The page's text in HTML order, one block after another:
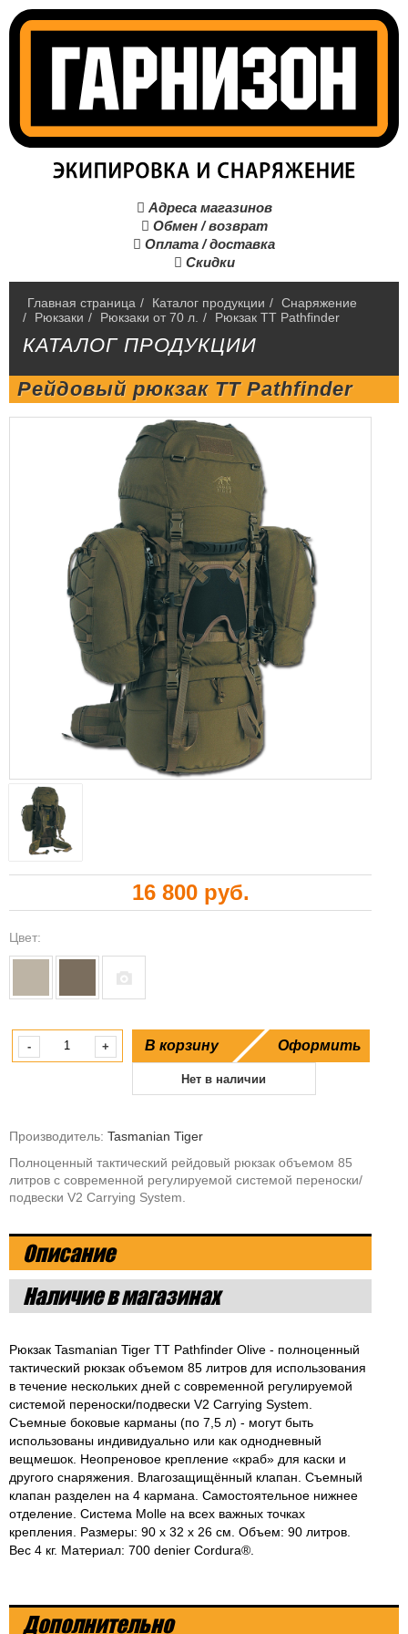
 Адреса магазинов
 Обмен / возврат
 Оплата / доставка
 Скидки
Главная страница / Каталог продукции / Снаряжение
/
Рюкзаки / Рюкзаки от 70 л. / Рюкзак TT Pathfinder
КАТАЛОГ ПРОДУКЦИИ
Рейдовый рюкзак TT Pathfinder
16 800 руб.
Цвет:
- + В корзину Оформить
Нет в наличии
Производитель: Tasmanian Tiger
Полноценный тактический рейдовый рюкзак объемом 85
литров с современной регулируемой системой переноски/
подвески V2 Carrying System.
Описание
Наличие в магазинах
Рюкзак Tasmanian Tiger TT Pathfinder Olive - полноценный
тактический рюкзак объемом 85 литров для использования
в течение нескольких дней с современной регулируемой
системой переноски/подвески V2 Carrying System.
Съемные боковые карманы (по 7,5 л) - могут быть
использованы индивидуально или как однодневный
вещмешок. Неопреновое крепление «краб» для каски и
другого снаряжения. Влагозащищённый клапан. Съемный
клапан разделен на 4 кармана. Самостоятельное нижнее
отделение. Система Molle на всех важных точках
крепления. Размеры: 90 x 32 x 26 см. Объем: 90 литров.
Вес 4 кг. Материал: 700 denier Cordura®.
Дополнительно